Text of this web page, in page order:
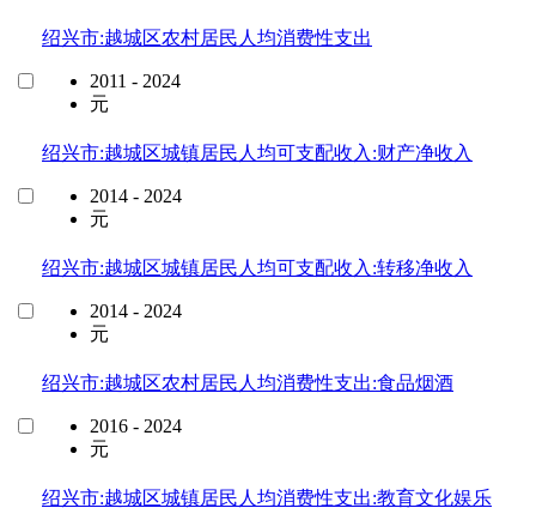
绍兴市:越城区农村居民人均消费性支出
2011 - 2024
元
绍兴市:越城区城镇居民人均可支配收入:财产净收入
2014 - 2024
元
绍兴市:越城区城镇居民人均可支配收入:转移净收入
2014 - 2024
元
绍兴市:越城区农村居民人均消费性支出:食品烟酒
2016 - 2024
元
绍兴市:越城区城镇居民人均消费性支出:教育文化娱乐